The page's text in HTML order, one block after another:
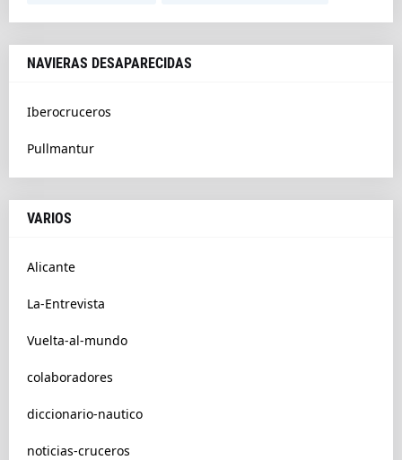
NAVIERAS DESAPARECIDAS
Iberocruceros
Pullmantur
VARIOS
Alicante
La-Entrevista
Vuelta-al-mundo
colaboradores
diccionario-nautico
noticias-cruceros